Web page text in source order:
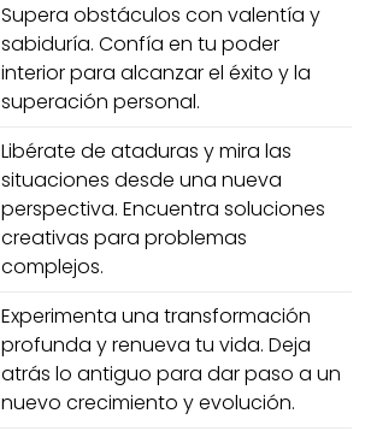
Supera obstáculos con valentía y
sabiduría. Confía en tu poder
interior para alcanzar el éxito y la
superación personal.
Libérate de ataduras y mira las
situaciones desde una nueva
perspectiva. Encuentra soluciones
creativas para problemas
complejos.
Experimenta una transformación
profunda y renueva tu vida. Deja
atrás lo antiguo para dar paso a un
nuevo crecimiento y evolución.